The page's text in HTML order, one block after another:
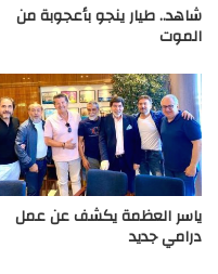
شاهد.. طيار ينجو بأعجوبة من
الموت
ياسر العظمة يكشف عن عمل
درامي جديد